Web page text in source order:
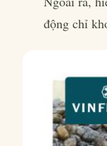
động chỉ